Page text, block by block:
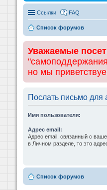
Ссылки FAQ
Список форумов
Уважаемые
но мы
Послать письмо для
Имя пользователя:
Адрес email:
Адрес email, связанный с
в Личном разделе, то это
Список форумов